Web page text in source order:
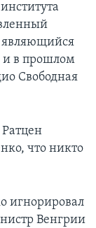
являющийся
и в прошлом
Свободная
что никто
игнорировал
Венгрии